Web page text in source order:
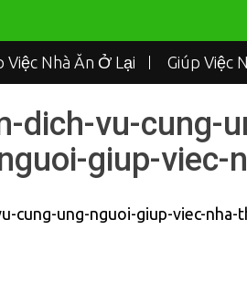
Việc Nhà Ăn Ở Lại Giúp Việc
dich-vu-cung-
giup-